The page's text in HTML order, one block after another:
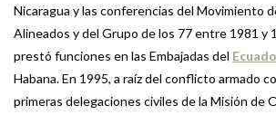
Nicaragua y las conferencias del Movimiento
Alineados y del Grupo de los 77 entre 1981 y
prestó funciones en las Embajadas del
Habana. En 1995, a raíz del conflicto armado
primeras delegaciones civiles de la Misión de